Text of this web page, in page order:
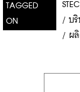
TAGGED
ON
STEC
/ บ
/ ผ